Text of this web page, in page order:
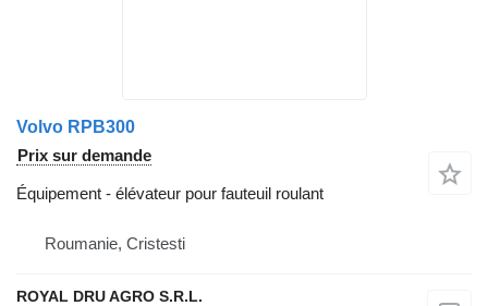
Volvo RPB300
Prix sur demande
Équipement - élévateur pour fauteuil roulant
Roumanie, Cristesti
ROYAL DRU AGRO S.R.L.